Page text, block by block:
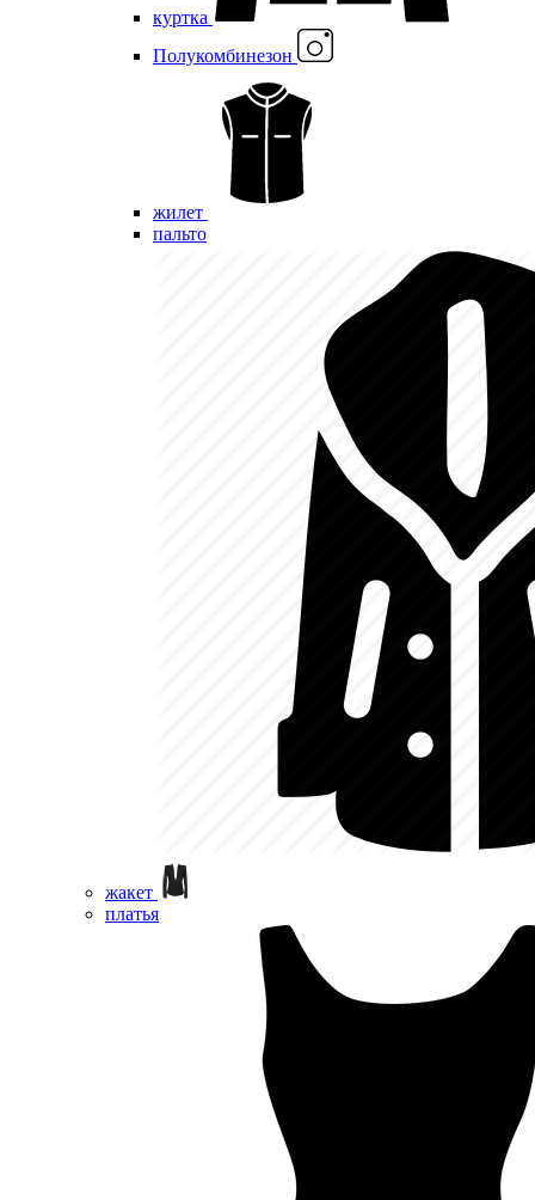
куртка
Полукомбинезон
жилет
пальто
жакет
платья